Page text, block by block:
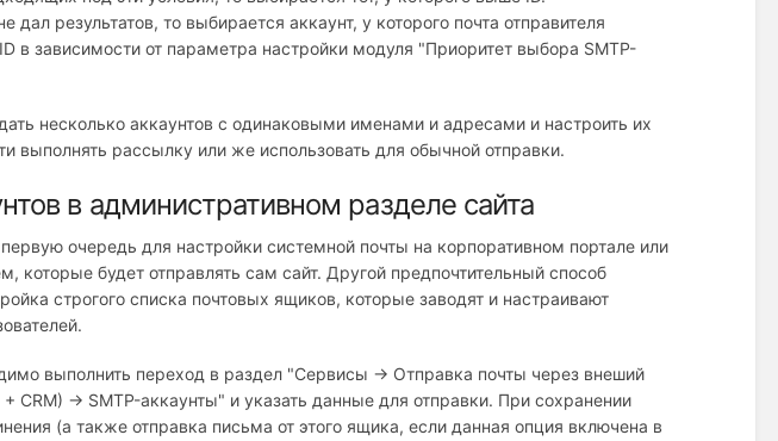
результатов, то выбирается аккаунт, у которого почта отправителя
в зависимости от параметра настройки модуля "Приоритет выбора SMTP-
несколько аккаунтов с одинаковыми именами и адресами и настроить их
выполнять рассылку или же использовать для обычной отправки.
в административном разделе сайта
очередь для настройки системной почты на корпоративном портале или
которые будет отправлять сам сайт. Другой предпочтительный способ
строгого списка почтовых ящиков, которые заводят и настраивают
выполнить переход в раздел "Сервисы → Отправка почты через внеший
СRM) → SMTP-аккаунты" и указать данные для отправки. При сохранении
(а также отправка письма от этого ящика, если данная опция включена в